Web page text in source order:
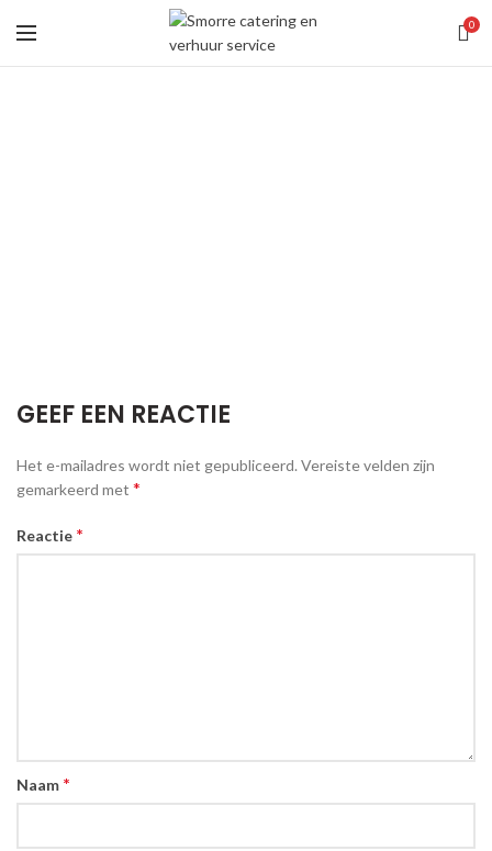
0
GEEF EEN REACTIE
Het e-mailadres wordt niet gepubliceerd. Vereiste velden zijn
gemarkeerd met *
Reactie *
Naam *